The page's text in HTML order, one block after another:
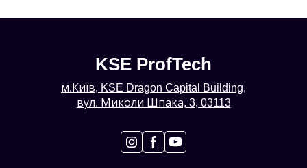
KSE ProfTech
м.Київ, KSE Dragon Capital Building,
вул. Миколи Шпака, 3, 03113